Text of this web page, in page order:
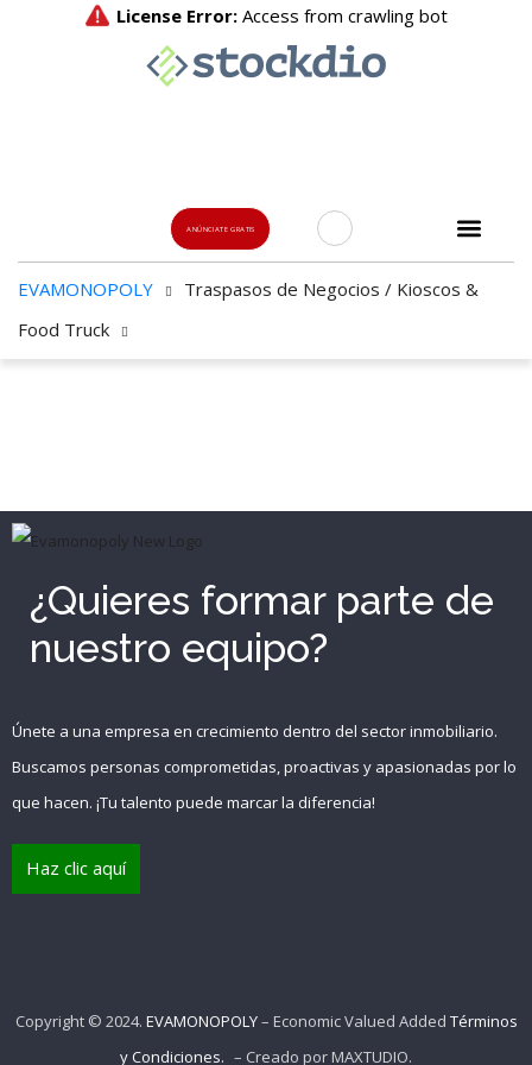
ANÚNCIATE GRATIS
Usuario o Email
¿Olvidaste tu contraseña?
Recuérdame
Registro
EVAMONOPOLY
Traspasos de Negocios / Kioscos &
Food Truck
¿Quieres formar parte de
nuestro equipo?
Únete a una empresa en crecimiento dentro del sector inmobiliario.
Buscamos personas comprometidas, proactivas y apasionadas por lo
que hacen. ¡Tu talento puede marcar la diferencia!
Haz clic aquí
Copyright © 2024. EVAMONOPOLY– Economic Valued Added Términos
y Condiciones. – Creado por MAXTUDIO.